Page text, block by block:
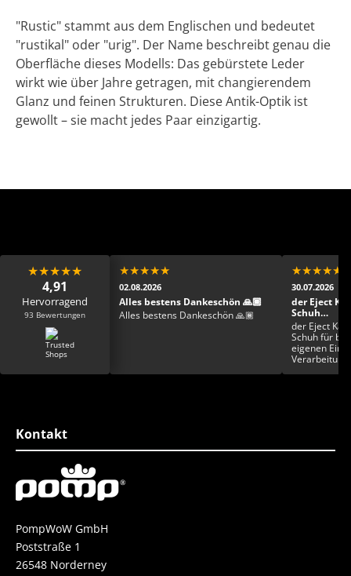
"Rustic" stammt aus dem Englischen und bedeutet
"rustikal" oder "urig". Der Name beschreibt genau die
Oberfläche dieses Modells: Das gebürstete Leder
wirkt wie über Jahre getragen, mit changierendem
Glanz und feinen Strukturen. Diese Antik-Optik ist
gewollt – sie macht jedes Paar einzigartig.
★★★★★
4,91
Hervorragend
93 Bewertungen
Mega toller
schon zu schade
sehr netter
und der Schuh
Hammer ab sofort
erkoren
einen von sechs
★★★★★
02.08.2026
Alles bestens Dankeschön 🙏🏾
Alles bestens Dankeschön 🙏🏾
★★★★★
30.07.2026
der Eject
Schuh…
der Eject
Schuh für
eigenen
Verarbeitung
Kontakt
PompWoW GmbH
Poststraße 1
26548 Norderney